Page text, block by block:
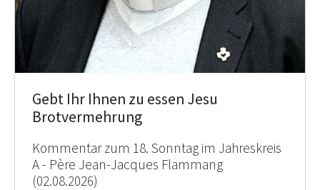
Gebt Ihr Ihnen zu essen Jesu
Brotvermehrung
Kommentar zum 18. Sonntag im Jahreskreis
A - Père Jean-Jacques Flammang
(02.08.2026)